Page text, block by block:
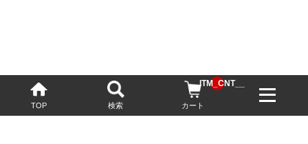
TOP 検索 カート
__ITM_CNT__